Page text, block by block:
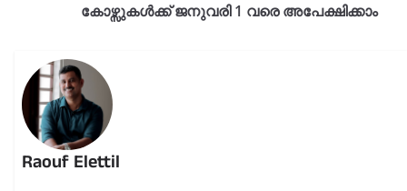
കോഴ്സുകൾക്ക് ജനുവരി 1 വരെ അപേക്ഷിക്കാം
Raouf Elettil